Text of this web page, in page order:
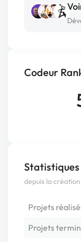
Codeur
Statistiques
depuis la
Projets
Projets